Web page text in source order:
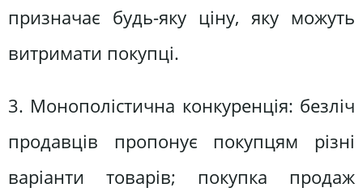
призначає будь-яку ціну, яку можуть
витримати покупці.
3. Монополістична конкуренція: безліч
продавців пропонує покупцям різні
варіанти товарів; покупка продаж